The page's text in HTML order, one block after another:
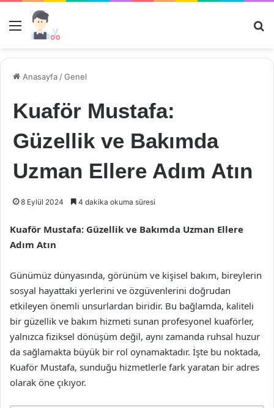
Menü
Anasayfa /Genel
Kuaför Mustafa:
Güzellik ve Bakımda
Uzman Ellere Adım Atın
8 Eylül 2024 4 dakika okuma süresi
Kuaför Mustafa: Güzellik ve Bakımda Uzman Ellere
Adım Atın
Günümüz dünyasında, görünüm ve kişisel bakım, bireylerin
sosyal hayattaki yerlerini ve özgüvenlerini doğrudan
etkileyen önemli unsurlardan biridir. Bu bağlamda, kaliteli
bir güzellik ve bakım hizmeti sunan profesyonel kuaförler,
yalnızca fiziksel dönüşüm değil, aynı zamanda ruhsal huzur
da sağlamakta büyük bir rol oynamaktadır. İşte bu noktada,
Kuaför Mustafa, sunduğu hizmetlerle fark yaratan bir adres
olarak öne çıkıyor.